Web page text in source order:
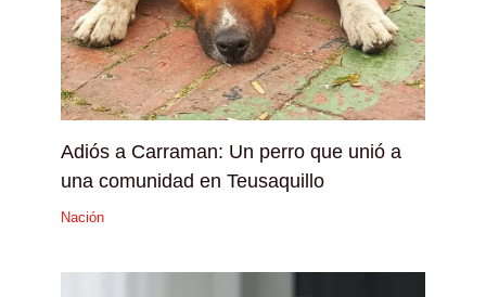
Adiós a Carraman: Un perro que unió a
una comunidad en Teusaquillo
Nación